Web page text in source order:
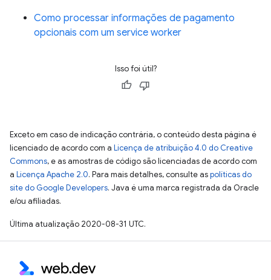
Como processar informações de pagamento
opcionais com um service worker
Isso foi útil?
Exceto em caso de indicação contrária, o conteúdo desta página é
licenciado de acordo com a Licença de atribuição 4.0 do Creative
Commons, e as amostras de código são licenciadas de acordo com
a Licença Apache 2.0. Para mais detalhes, consulte aspolíticas do
site do Google Developers. Java é uma marca registrada da Oracle
e/ou afiliadas.
Última atualização 2020-08-31 UTC.